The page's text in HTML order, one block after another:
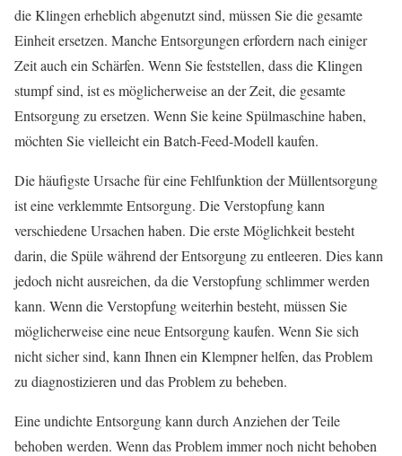
die Klingen erheblich abgenutzt sind, müssen Sie die gesamte
Einheit ersetzen. Manche Entsorgungen erfordern nach einiger
Zeit auch ein Schärfen. Wenn Sie feststellen, dass die Klingen
stumpf sind, ist es möglicherweise an der Zeit, die gesamte
Entsorgung zu ersetzen. Wenn Sie keine Spülmaschine haben,
möchten Sie vielleicht ein Batch-Feed-Modell kaufen.
Die häufigste Ursache für eine Fehlfunktion der Müllentsorgung
ist eine verklemmte Entsorgung. Die Verstopfung kann
verschiedene Ursachen haben. Die erste Möglichkeit besteht
darin, die Spüle während der Entsorgung zu entleeren. Dies kann
jedoch nicht ausreichen, da die Verstopfung schlimmer werden
kann. Wenn die Verstopfung weiterhin besteht, müssen Sie
möglicherweise eine neue Entsorgung kaufen. Wenn Sie sich
nicht sicher sind, kann Ihnen ein Klempner helfen, das Problem
zu diagnostizieren und das Problem zu beheben.
Eine undichte Entsorgung kann durch Anziehen der Teile
behoben werden. Wenn das Problem immer noch nicht behoben